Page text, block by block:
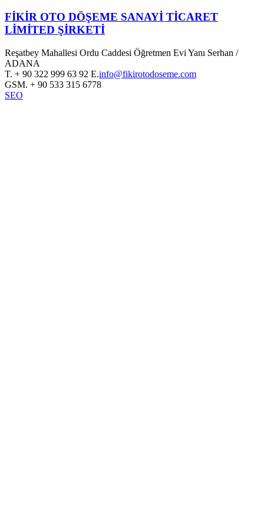
FİKİR OTO DÖŞEME SANAYİ TİCARET
LİMİTED ŞİRKETİ
Reşatbey Mahallesi Ordu Caddesi Öğretmen Evi Yanı Serhan /
ADANA
T. + 90 322 999 63 92 E.info@fikirotodoseme.com
GSM. + 90 533 315 6778
SEO